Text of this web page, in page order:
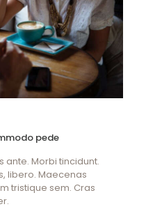
pede
ante. Morbi tincidunt.
libero. Maecenas
tristique sem. Cras